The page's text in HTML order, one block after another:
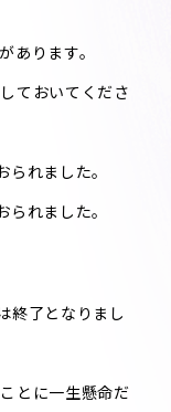
あります。
ておいてくださ
れました。
れました。
終了となりまし
とに一生懸命だ